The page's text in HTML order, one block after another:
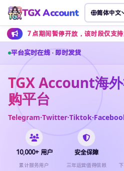
TGX Account 简体中文
暂停开放，该时段仅支持加密货币支付
平台实时在线 · 即时发货
TGX Account海
购平台
10,000+ 用户
累计服务用户
安全保障
三年运营值得信赖